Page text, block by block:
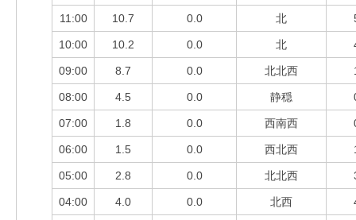
11:00 10.7 0.0 北
10:00 10.2 0.0 北
09:00 8.7 0.0 北北西
08:00 4.5 0.0 静穏
07:00 1.8 0.0 西南西
06:00 1.5 0.0 西北西
05:00 2.8 0.0 北北西
04:00 4.0 0.0 北西